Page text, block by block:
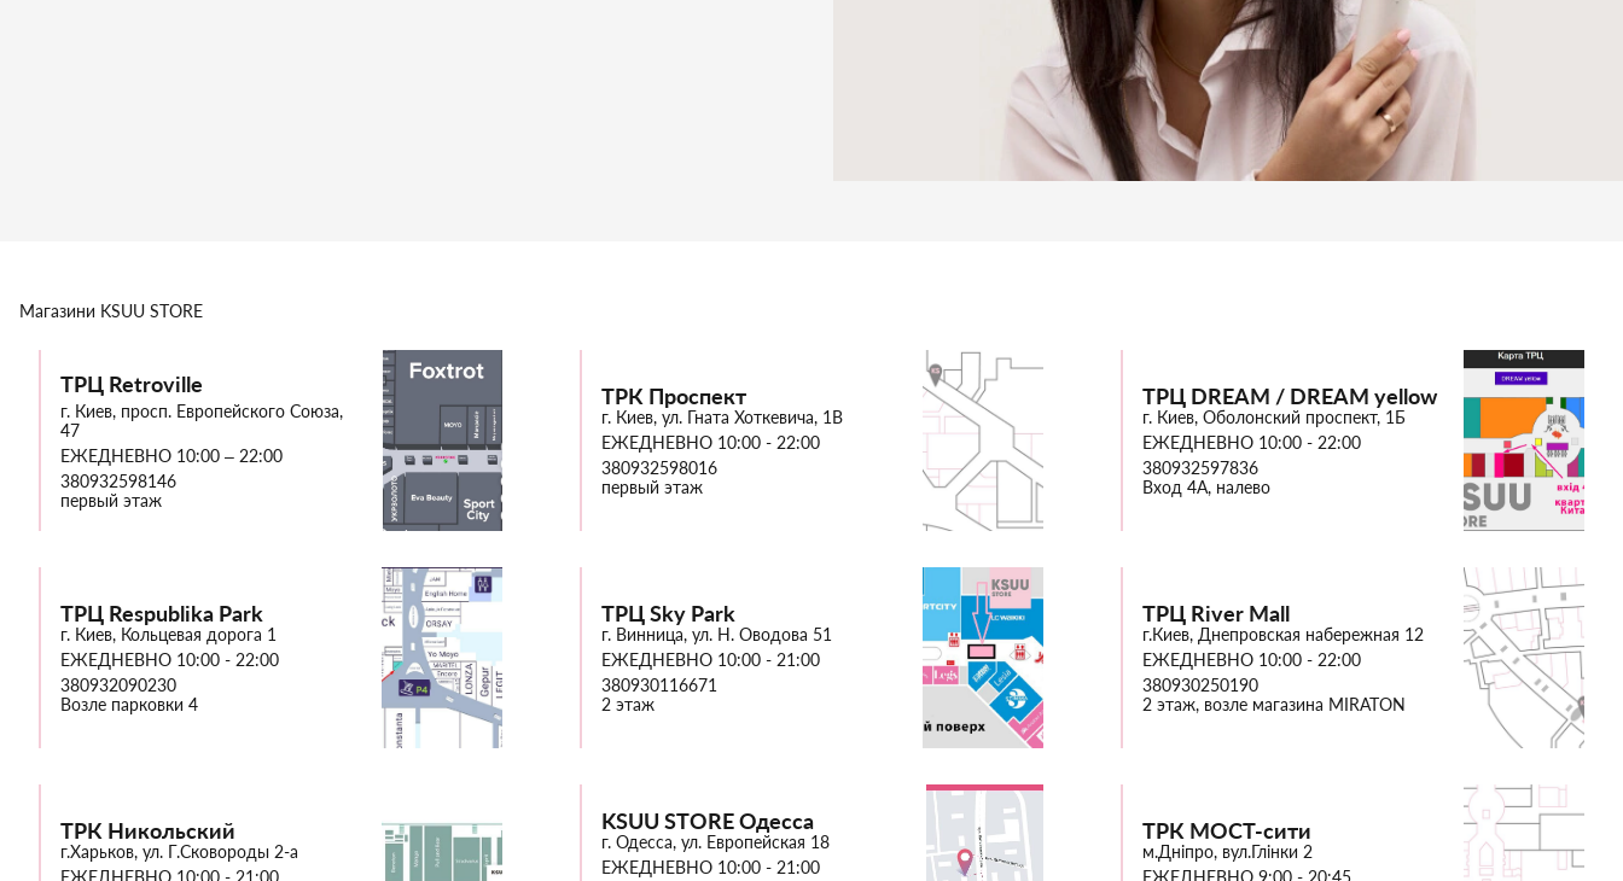
Магазини KSUU STORE
ТРЦ Retroville
г. Киев, просп. Европейского Союза,
47
ЕЖЕДНЕВНО 10:00 – 22:00
380932598146
первый этаж
ТРК Проспект
г. Киев, ул. Гната Хоткевича, 1В
ЕЖЕДНЕВНО 10:00 - 22:00
380932598016
первый этаж
ТРЦ DREAM / DREAM yellow
г. Киев, Оболонский проспект, 1Б
ЕЖЕДНЕВНО 10:00 - 22:00
380932597836
Вход 4А, налево
ТРЦ Respublika Park
г. Киев, Кольцевая дорога 1
ЕЖЕДНЕВНО 10:00 - 22:00
380932090230
Возле парковки 4
ТРЦ Sky Park
г. Винница, ул. Н. Оводова 51
ЕЖЕДНЕВНО 10:00 - 21:00
380930116671
2 этаж
ТРЦ River Mall
г.Киев, Днепровская набережная 12
ЕЖЕДНЕВНО 10:00 - 22:00
380930250190
2 этаж, возле магазина MIRATON
ТРК Никольский
г.Харьков, ул. Г.Сковороды 2-а
KSUU STORE Одесса
г. Одесса, ул. Европейская 18
ЕЖЕДНЕВНО 10:00 - 21:00
ТРК МОСТ-сити
м.Дніпро, вул.Глінки 2